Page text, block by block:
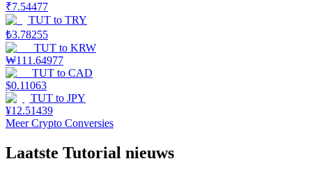
₹7.54477
TUT to TRY
₺3.78255
TUT to KRW
₩111.64977
TUT to CAD
$0.11063
TUT to JPY
¥12.51439
Meer Crypto Conversies
Laatste Tutorial nieuws